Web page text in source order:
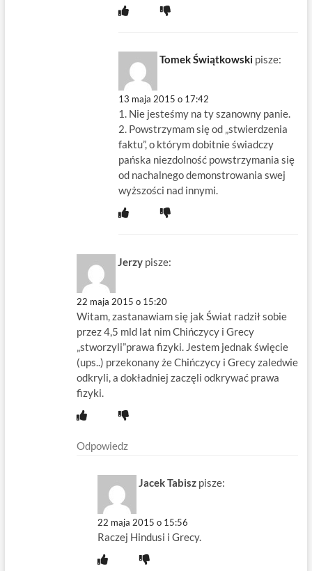
Tomek Świątkowski pisze:
13 maja 2015 o 17:42
1. Nie jesteśmy na ty szanowny panie.
2. Powstrzymam się od „stwierdzenia
faktu”, o którym dobitnie świadczy
pańska niezdolność powstrzymania się
od nachalnego demonstrowania swej
wyższości nad innymi.
Jerzy pisze:
22 maja 2015 o 15:20
Witam, zastanawiam się jak Świat radził sobie
przez 4,5 mld lat nim Chińczycy i Grecy
„stworzyli”prawa fizyki. Jestem jednak święcie
(ups..) przekonany że Chińczycy i Grecy zaledwie
odkryli, a dokładniej zaczęli odkrywać prawa
fizyki.
Odpowiedz
Jacek Tabisz pisze:
22 maja 2015 o 15:56
Raczej Hindusi i Grecy.